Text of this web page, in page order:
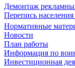
Демонтаж
Перепись
Нормативные
Новости
План работы
Информация по
Инвестиционная